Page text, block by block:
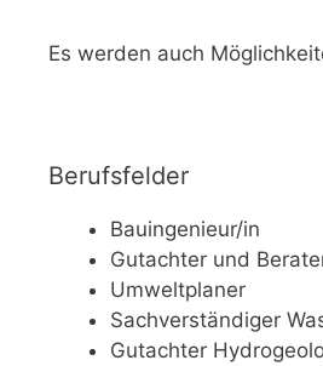
Es werden auch
Berufsfelder
Bauingenieur/in
Gutachter und
Umweltplaner
Sachverständiger
Gutachter